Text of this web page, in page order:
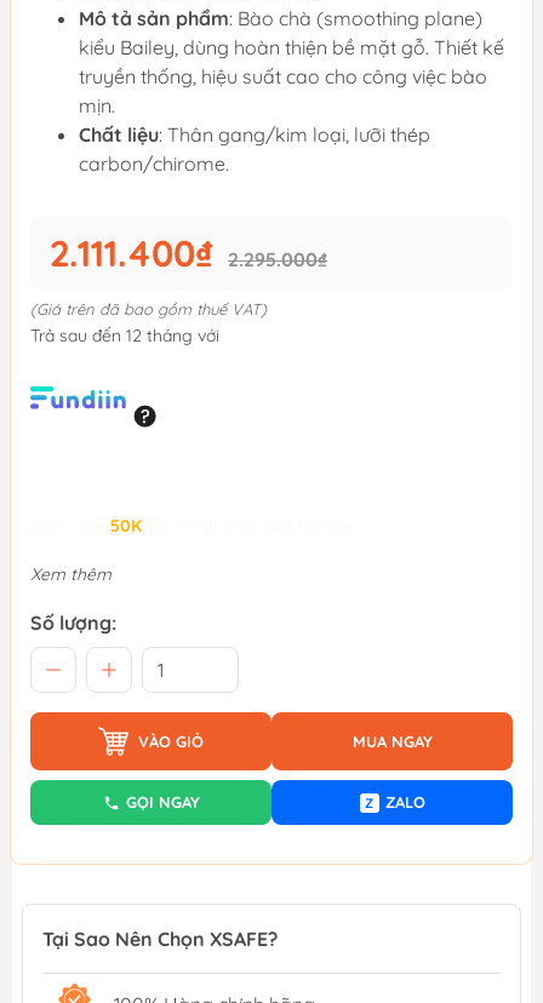
Mô tả sản phẩm: Bào chà (smoothing plane)
kiểu Bailey, dùng hoàn thiện bề mặt gỗ. Thiết kế
truyền thống, hiệu suất cao cho công việc bào
mịn.
Chất liệu: Thân gang/kim loại, lưỡi thép
carbon/chirome.
2.111.400₫ 2.295.000₫
(Giá trên đã bao gồm thuế VAT)
Trả sau đến 12 tháng với
50K
Xem thêm
Số lượng:
VÀO GIỎ MUA NGAY
GỌI NGAY Z ZALO
Tại Sao Nên Chọn XSAFE?